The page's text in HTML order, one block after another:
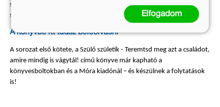
szülői minták és ezek átmentése vagy éppen átformálása saját
szülőségünkbe, a családi dinamika, a család vezetése.
A könyvbe itt tudsz beleolvasni
A sorozat első kötete, a Szülő születik - Teremtsd meg azt a családot,
amire mindig is vágytál! című könyve már kapható a
könyvesboltokban és a Móra kiadónál – és készülnek a folytatások
is!
Elfogadom